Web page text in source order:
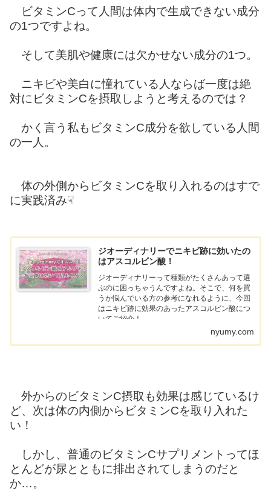
ビタミンCって人間は体内で生成できない成分
の1つですよね。
そして美肌や健康には欠かせない成分の1つ。
ニキビや美白に憧れている人ならば一度は絶
対にビタミンCを摂取しようと考えるのでは？
かく言う私もビタミンC成分を欲している人間
の一人。
体の外側からビタミンCを取り入れるのはすで
に実践済み☟
ジオーディナリーでニキビ跡に効いたの
はアスコルビン酸！
ジオーディナリーって種類がたくさんあって選
ぶのに困っちゃうんですよね。そこで、何を買
うか悩んでいる方の参考になれるように、今回
はニキビ跡に効果のあったアスコルビン酸につ
いてご紹介！
nyumy.com
外からのビタミンC摂取も効果は感じているけ
ど、次は体の内側からビタミンCを取り入れた
い！
しかし、普通のビタミンCサプリメントってほ
とんどが尿とともに排出されてしまうのだと
か…。